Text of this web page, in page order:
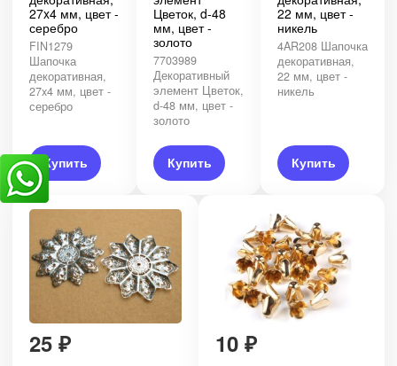
27x4 мм, цвет -
серебро
FIN1279
Шапочка
декоративная,
27x4 мм, цвет -
серебро
Купить
Цветок, d-48
мм, цвет -
золото
7703989
Декоративный
элемент Цветок,
d-48 мм, цвет -
золото
Купить
22 мм, цвет -
никель
4AR208 Шапочка
декоративная,
22 мм, цвет -
никель
Купить
25 ₽ 10 ₽